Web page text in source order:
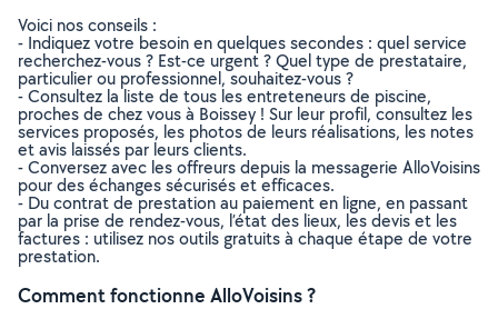
Voici nos conseils :
- Indiquez votre besoin en quelques secondes : quel service
recherchez-vous ? Est-ce urgent ? Quel type de prestataire,
particulier ou professionnel, souhaitez-vous ?
- Consultez la liste de tous les entreteneurs de piscine,
proches de chez vous à Boissey ! Sur leur profil, consultez les
services proposés, les photos de leurs réalisations, les notes
et avis laissés par leurs clients.
- Conversez avec les offreurs depuis la messagerie AlloVoisins
pour des échanges sécurisés et efficaces.
- Du contrat de prestation au paiement en ligne, en passant
par la prise de rendez-vous, l’état des lieux, les devis et les
factures : utilisez nos outils gratuits à chaque étape de votre
prestation.
Comment fonctionne AlloVoisins ?